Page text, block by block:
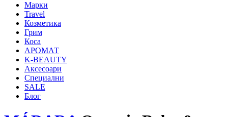
Mарки
Travel
Козметика
Грим
Коса
АРОМАТ
K-BEAUTY
Аксесоари
Специални
SALE
Блог